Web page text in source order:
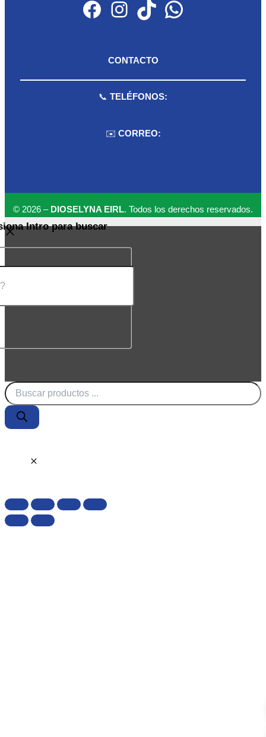
Facebook Instagram TikTok WhatsApp
CONTACTO
📞 TELÉFONOS:
✉️ CORREO:
© 2026 – DIOSELYNA EIRL. Todos los derechos reservados.
Intro para buscar
Búsqueda
de
productos